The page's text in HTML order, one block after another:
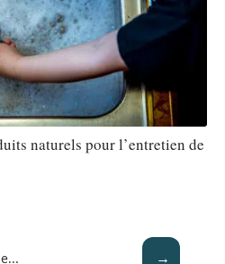
naturels pour l’entretien de